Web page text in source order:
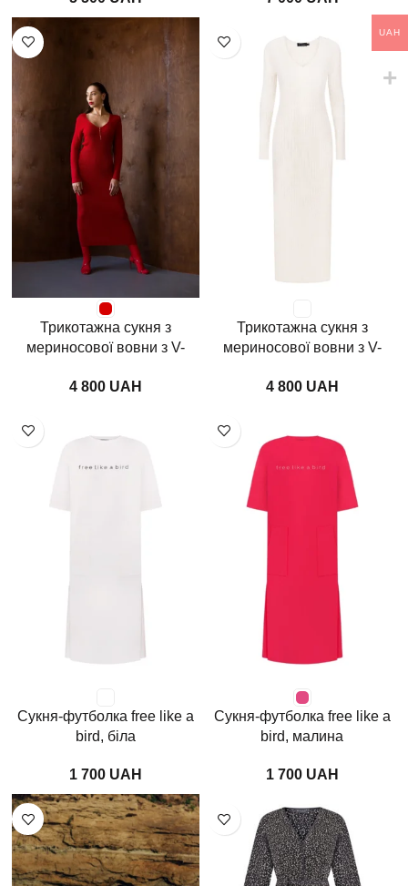
Трикотажна сукня з
мериносової вовни з V-
червоний
UAH
Трикотажна сукня з
мериносової вовни з V-
червоний
UAH
Сукня-футболка free like a
bird, біла
UAH
Сукня-футболка free like a
bird, малина
UAH
UAH